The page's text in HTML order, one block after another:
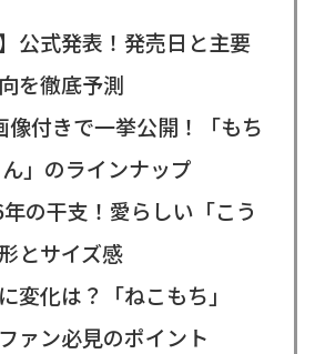
公式発表！発売日と主要
を徹底予測
像付きで一挙公開！「もち
」のラインナップ
の干支！愛らしい「こう
とサイズ感
変化は？「ねこもち」
ァン必見のポイント